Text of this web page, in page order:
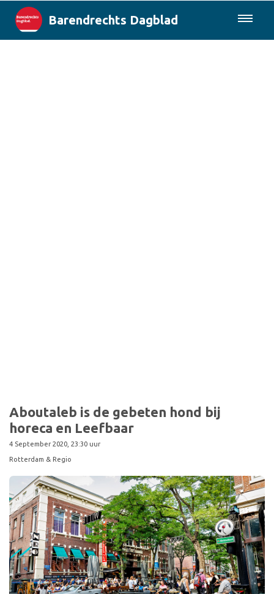
Barendrechts Dagblad
Aboutaleb is de gebeten hond bij
horeca en Leefbaar
4 September 2020, 23:30 uur
Rotterdam & Regio